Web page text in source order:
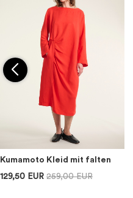
Kumamoto Kleid mit falten
129,50 EUR 259,00 EUR